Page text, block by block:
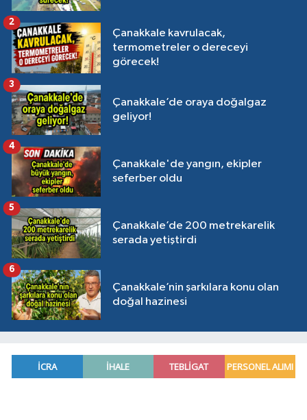
Çanakkale kavrulacak,
termometreler o dereceyi
görecek!
2
Çanakkale’de oraya doğalgaz
geliyor!
3
Çanakkale'de yangın, ekipler
seferber oldu
4
Çanakkale’de 200 metrekarelik
serada yetiştirdi
5
Çanakkale’nin şarkılara konu olan
doğal hazinesi
6